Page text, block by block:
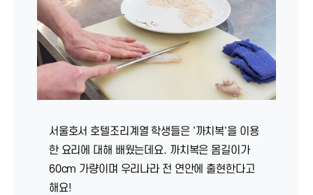
서울호서 호텔조리계열 학생들은 '까치복'을 이용
한 요리에 대해 배웠는데요. 까치복은 몸길이가
60cm 가량이며 우리나라 전 연안에 출현한다고
해요!